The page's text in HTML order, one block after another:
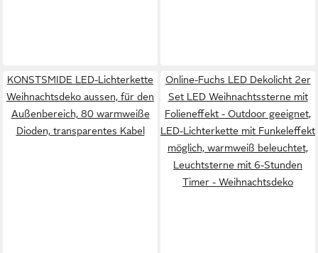
KONSTSMIDE LED-Lichterkette
Weihnachtsdeko aussen, für den
Außenbereich, 80 warmweiße
Dioden, transparentes Kabel
Online-Fuchs LED Dekolicht 2er
Set LED Weihnachtssterne mit
Folieneffekt - Outdoor geeignet,
LED-Lichterkette mit Funkeleffekt
möglich, warmweiß beleuchtet,
Leuchtsterne mit 6-Stunden
Timer - Weihnachtsdeko